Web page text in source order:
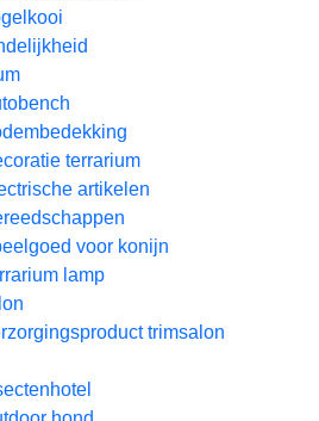
terrarium
artikelen
voor konijn
lamp
trimsalon